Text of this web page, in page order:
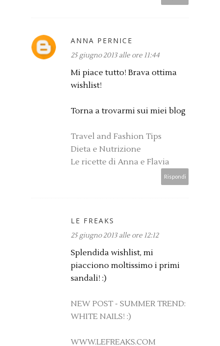
ANNA PERNICE
25 giugno 2013 alle ore 11:44
Mi piace tutto! Brava ottima
wishlist!
Torna a trovarmi sui miei blog
Travel and Fashion Tips
Dieta e Nutrizione
Le ricette di Anna e Flavia
Rispondi
LE FREAKS
25 giugno 2013 alle ore 12:12
Splendida wishlist, mi
piacciono moltissimo i primi
sandali! :)
NEW POST - SUMMER TREND:
WHITE NAILS! :)
WWW.LEFREAKS.COM